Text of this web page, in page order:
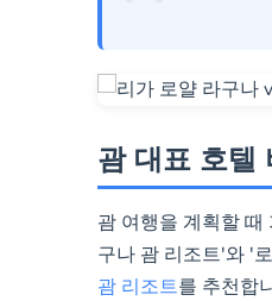
괌 대표 호텔
괌 여행을 계획할
구나 괌 리조트'와 '
괌 리조트를 추천합